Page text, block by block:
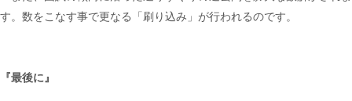
す。数をこなす事で更なる「刷り込み」が行われるのです。
『最後に』